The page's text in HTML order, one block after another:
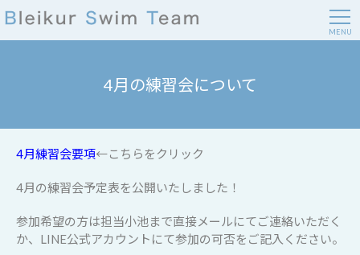
MENU
4月の練習会について
4月練習会要項←こちらをクリック
4月の練習会予定表を公開いたしました！
参加希望の方は担当小池まで直接メールにてご連絡いただく
か、LINE公式アカウントにて参加の可否をご記入ください。